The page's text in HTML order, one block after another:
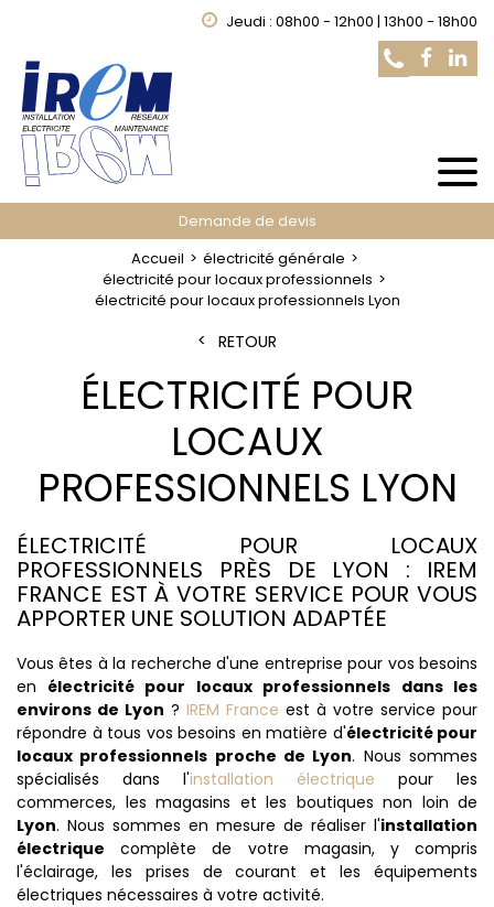
Jeudi : 08h00 - 12h00 | 13h00 - 18h00
Demande de devis
Accueil
électricité générale
électricité pour locaux professionnels
électricité pour locaux professionnels Lyon
RETOUR
ÉLECTRICITÉ POUR
LOCAUX
PROFESSIONNELS LYON
ÉLECTRICITÉ POUR LOCAUX
PROFESSIONNELS PRÈS DE LYON : IREM
FRANCE EST À VOTRE SERVICE POUR VOUS
APPORTER UNE SOLUTION ADAPTÉE
Vous êtes à la recherche d'une entreprise pour vos besoins
en électricité pour locaux professionnels dans les
environs de Lyon ? IREM France est à votre service pour
répondre à tous vos besoins en matière d'électricité pour
locaux professionnels proche de Lyon. Nous sommes
spécialisés dans l'installation électrique pour les
commerces, les magasins et les boutiques non loin de
Lyon. Nous sommes en mesure de réaliser l'installation
électrique complète de votre magasin, y compris
l'éclairage, les prises de courant et les équipements
électriques nécessaires à votre activité.